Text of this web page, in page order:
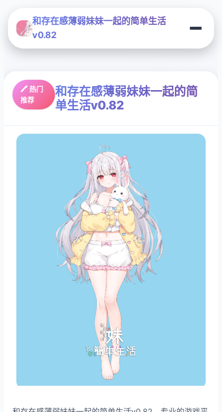
和存在感薄弱妹妹一起的简单生活
v0.82
🖍️ 热门
推荐
和存在感薄弱妹妹一起的简
单生活v0.82